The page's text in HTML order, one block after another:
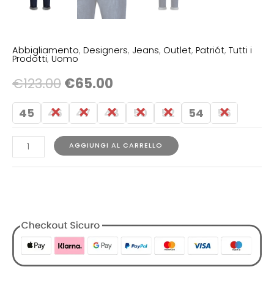
Abbigliamento, Designers, Jeans, Outlet, Patriót, Tutti i
Prodotti, Uomo
€123.00€65.00
45 46 47 48 50 52 54 56
AGGIUNGI AL CARRELLO